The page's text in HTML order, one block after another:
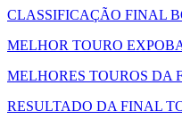
CLASSIFICAÇÃO FINAL
MELHOR TOURO
MELHORES TOUROS DA
RESULTADO DA FINAL